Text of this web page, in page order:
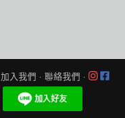
加入我們 · 聯絡我們 ·